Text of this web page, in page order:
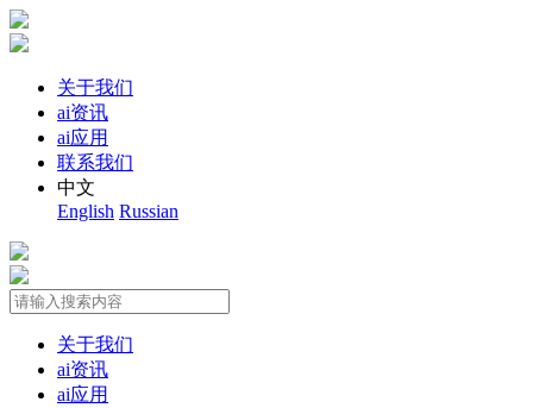
关于我们
ai资讯
ai应用
联系我们
中文
English Russian
关于我们
ai资讯
ai应用